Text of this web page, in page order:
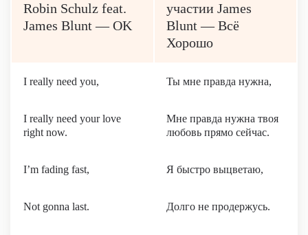
Robin Schulz feat.
James Blunt — OK
участии James
Blunt — Всё
Хорошо
I really need you, Ты мне правда нужна,
I really need your love
right now.
Мне правда нужна твоя
любовь прямо сейчас.
I’m fading fast, Я быстро выцветаю,
Not gonna last. Долго не продержусь.